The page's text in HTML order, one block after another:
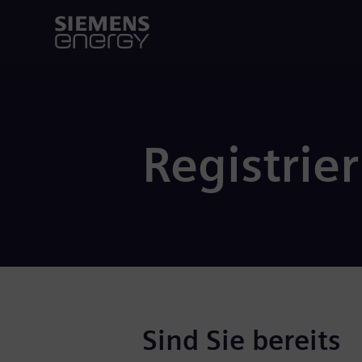
Sind Sie bereits